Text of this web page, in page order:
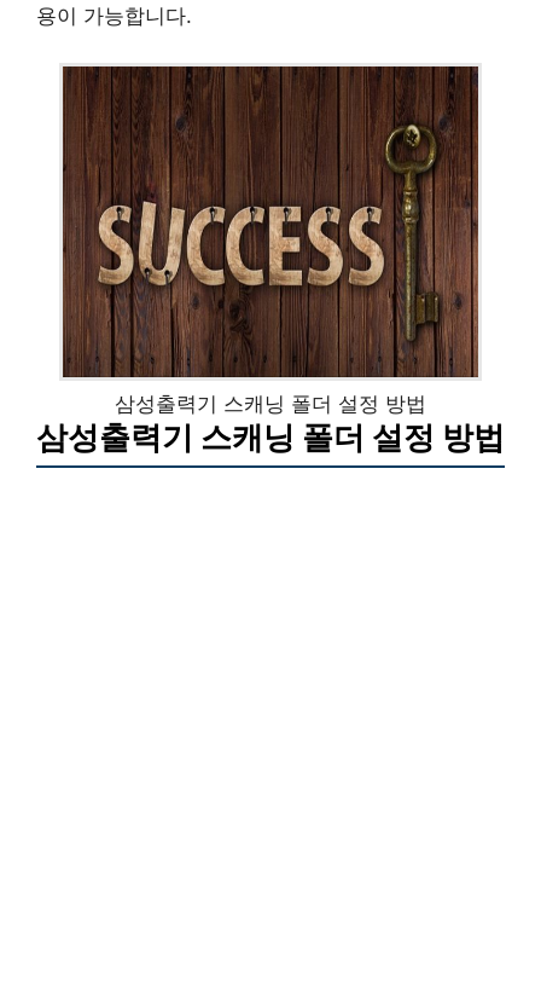
용이 가능합니다.
삼성출력기 스캐닝 폴더 설정 방법
삼성출력기 스캐닝 폴더 설정 방법